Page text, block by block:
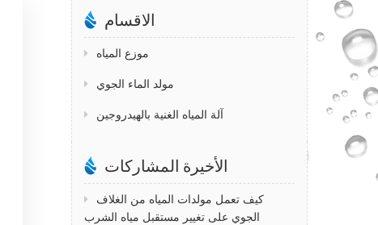
الاقسام
موزع المياه
مولد الماء الجوي
آلة المياه الغنية بالهيدروجين
الأخيرة المشاركات
كيف تعمل مولدات المياه من الغلاف
الجوي على تغيير مستقبل مياه الشرب